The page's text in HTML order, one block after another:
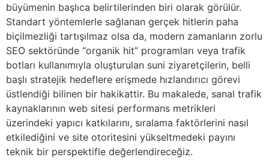
büyümenin başlıca belirtilerinden biri olarak görülür.
Standart yöntemlerle sağlanan gerçek hitlerin paha
biçilmezliği tartışılmaz olsa da, modern zamanların zorlu
SEO sektöründe “organik hit” programları veya trafik
botları kullanımıyla oluşturulan suni ziyaretçilerin, belli
başlı stratejik hedeflere erişmede hızlandırıcı görevi
üstlendiği bilinen bir hakikattir. Bu makalede, sanal trafik
kaynaklarının web sitesi performans metrikleri
üzerindeki yapıcı katkılarını, sıralama faktörlerini nasıl
etkilediğini ve site otoritesini yükseltmedeki payını
teknik bir perspektifle değerlendireceğiz.